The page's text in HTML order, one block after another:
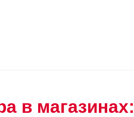
в магазинах: